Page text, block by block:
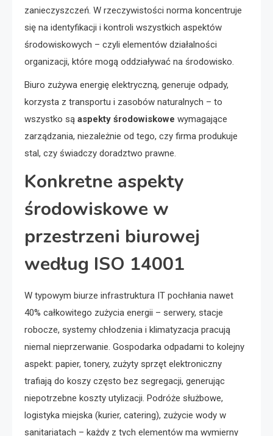
zanieczyszczeń. W rzeczywistości norma koncentruje
się na identyfikacji i kontroli wszystkich aspektów
środowiskowych – czyli elementów działalności
organizacji, które mogą oddziaływać na środowisko.
Biuro zużywa energię elektryczną, generuje odpady,
korzysta z transportu i zasobów naturalnych – to
wszystko są aspekty środowiskowe wymagające
zarządzania, niezależnie od tego, czy firma produkuje
stal, czy świadczy doradztwo prawne.
Konkretne aspekty
środowiskowe w
przestrzeni biurowej
według ISO 14001
W typowym biurze infrastruktura IT pochłania nawet
40% całkowitego zużycia energii – serwery, stacje
robocze, systemy chłodzenia i klimatyzacja pracują
niemal nieprzerwanie. Gospodarka odpadami to kolejny
aspekt: papier, tonery, zużyty sprzęt elektroniczny
trafiają do koszy często bez segregacji, generując
niepotrzebne koszty utylizacji. Podróże służbowe,
logistyka miejska (kurier, catering), zużycie wody w
sanitariatach – każdy z tych elementów ma wymierny